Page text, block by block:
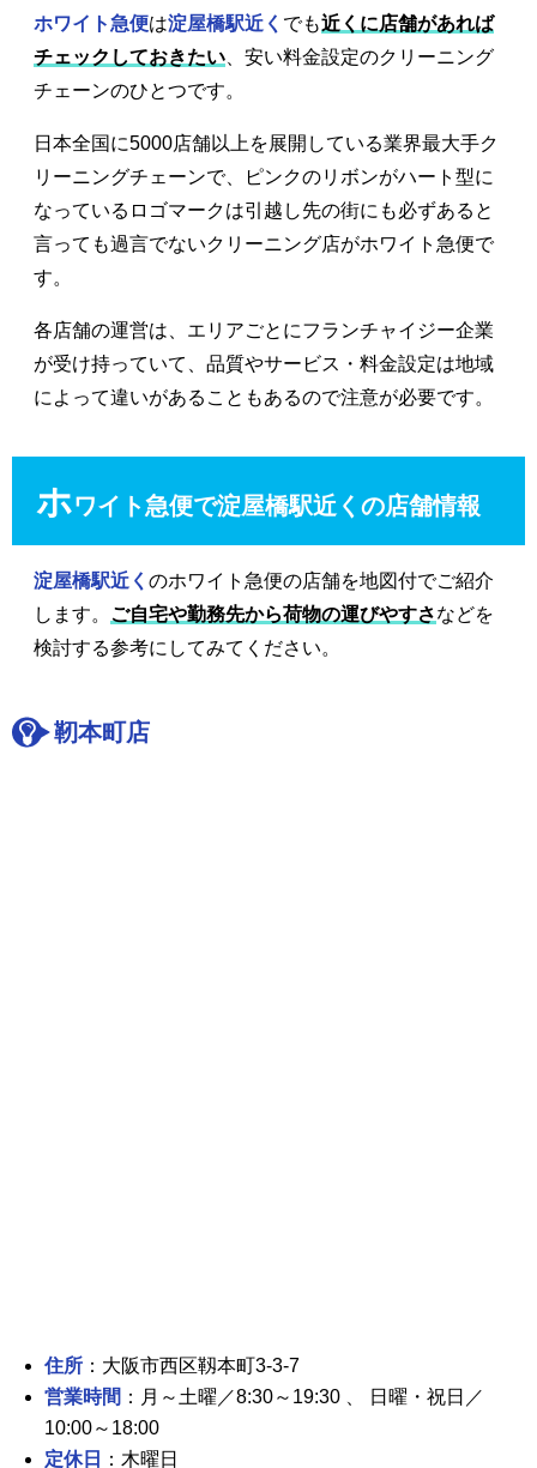
ホワイト急便は淀屋橋駅近く でも近くに店舗があれば
チェックしておきたい 、安い料金設定のクリーニング
チェーンのひとつです。
日本全国に5000店舗以上を展開している業界最大手ク
リーニングチェーンで、ピンクのリボンがハート型に
なっているロゴマークは引越し先の街にも必ずあると
言っても過言でないクリーニング店がホワイト急便で
す。
各店舗の運営は、エリアごとにフランチャイジー企業
が受け持っていて、品質やサービス・料金設定は地域
によって違いがあることもあるので注意が必要です。
ホワイト急便で淀屋橋駅近くの店舗情報
淀屋橋駅近く のホワイト急便の店舗を地図付でご紹介
します。 ご自宅や勤務先から荷物の運びやすさなどを
検討する参考にしてみてください。
靭本町店
住所 ：大阪市西区靱本町3-3-7
営業時間 ：月～土曜／8:30～19:30 、 日曜・祝日／
10:00～18:00
定休日
：木曜日